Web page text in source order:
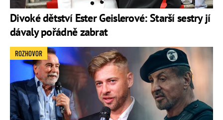
Divoké dětství Ester Geislerové: Starší sestry jí
dávaly pořádně zabrat
ROZHOVOR